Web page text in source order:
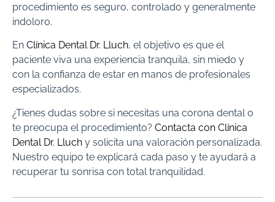
procedimiento es seguro, controlado y generalmente
indoloro.
En Clínica Dental Dr. Lluch, el objetivo es que el
paciente viva una experiencia tranquila, sin miedo y
con la confianza de estar en manos de profesionales
especializados.
¿Tienes dudas sobre si necesitas una corona dental o
te preocupa el procedimiento? Contacta con Clínica
Dental Dr. Lluch y solicita una valoración personalizada.
Nuestro equipo te explicará cada paso y te ayudará a
recuperar tu sonrisa con total tranquilidad.